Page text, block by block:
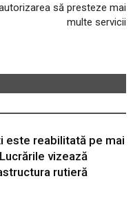
să presteze mai
multe servicii
este reabilitată pe mai
vizează
rutieră